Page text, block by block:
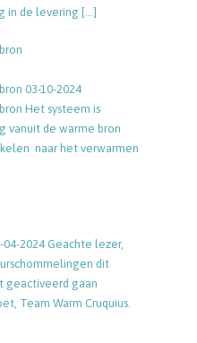
in de levering […]
03-10-2024
Het systeem is
vanuit de warme bron
naar het verwarmen
2024 Geachte lezer,
dit
geactiveerd gaan
Team Warm Cruquius.